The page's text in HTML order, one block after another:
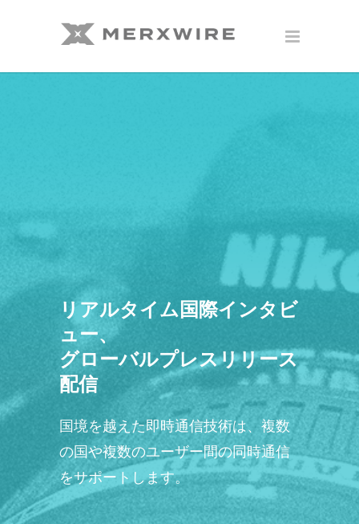
リアルタイム国際インタビ
ュー、
グローバルプレスリリース
配信
国境を越えた即時通信技術は、複数
の国や複数のユーザー間の同時通信
をサポートします。